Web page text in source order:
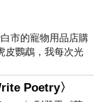
市的寵物用品店購
皮鸚鵡，我每次光
進 C
Poetry〉